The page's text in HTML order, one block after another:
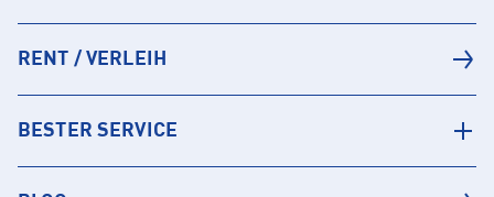
RENT / VERLEIH
BESTER SERVICE